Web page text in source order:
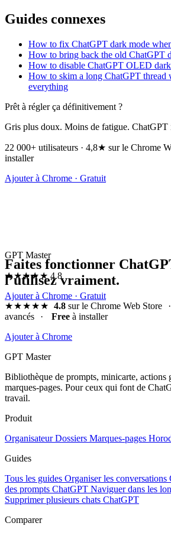
Guides connexes
How to fix ChatGPT dark mode
How to bring back the old ChatGPT
How to disable ChatGPT OLED
How to skim a long ChatGPT thread
everything
Prêt à régler ça définitivement ?
Gris plus doux. Moins de fatigue. ChatGPT
22 000+ utilisateurs · 4,8★ sur le Chrome
installer
Ajouter à Chrome · Gratuit
GPT Master
★★★★★ 4.8
Ajouter à Chrome · Gratuit
Faites fonctionner
l’utilisez vraiment.
★★★★★ 4.8sur le Chrome Web Store ·
avancés
· Free à installer
Ajouter à Chrome
GPT Master
Bibliothèque de prompts, minicarte, actions
marques-pages. Pour ceux qui font de
travail.
Produit
OrganisateurDossiers Marques-pages
Guides
Tous les guides Organiser les conversations
des prompts ChatGPT Naviguer dans les
Supprimer plusieurs chats ChatGPT
Comparer